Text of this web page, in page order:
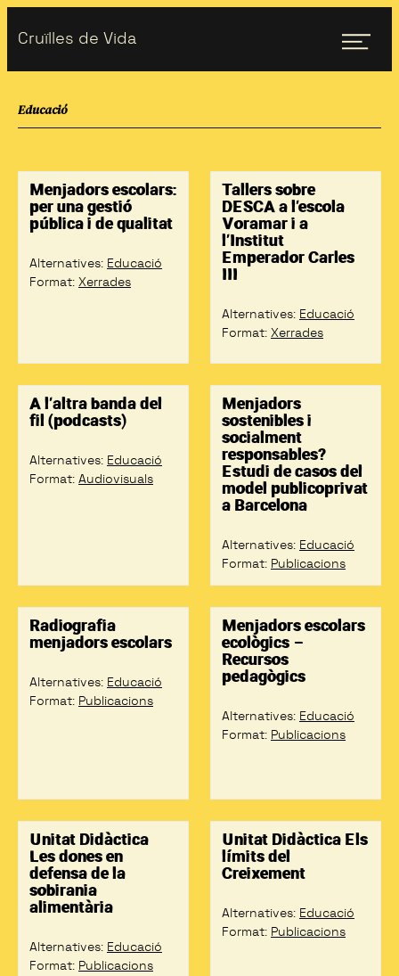
to
to
Cruïlles de Vida
Educació
Menjadors escolars:
per una gestió
pública i de qualitat
Alternatives: Educació
Format: Xerrades
Tallers sobre
DESCA a l’escola
Voramar i a
l’Institut
Emperador Carles
III
Alternatives: Educació
Format: Xerrades
A l’altra banda del
fil (podcasts)
Alternatives: Educació
Format: Audiovisuals
Menjadors
sostenibles i
socialment
responsables?
Estudi de casos del
model publicoprivat
a Barcelona
Alternatives: Educació
Format: Publicacions
Radiografia
menjadors escolars
Alternatives: Educació
Format: Publicacions
Menjadors escolars
ecològics –
Recursos
pedagògics
Alternatives: Educació
Format: Publicacions
Unitat Didàctica
Les dones en
defensa de la
sobirania
alimentària
Alternatives: Educació
Format: Publicacions
Unitat Didàctica Els
límits del
Creixement
Alternatives: Educació
Format: Publicacions